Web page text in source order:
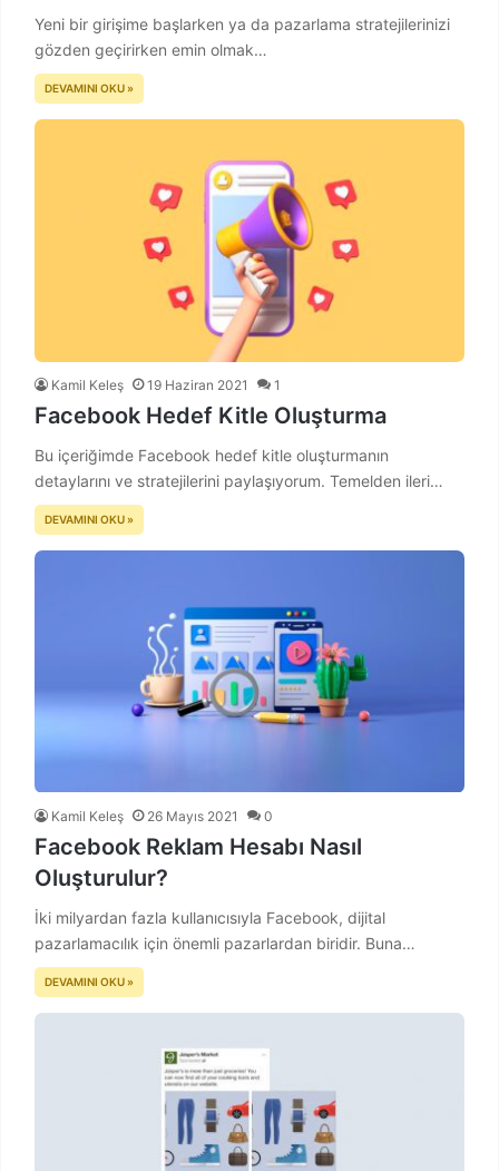
Yeni bir girişime başlarken ya da pazarlama stratejilerinizi
gözden geçirirken emin olmak…
DEVAMINI OKU »
Kamil Keleş 19 Haziran 2021 1
Facebook Hedef Kitle Oluşturma
Bu içeriğimde Facebook hedef kitle oluşturmanın
detaylarını ve stratejilerini paylaşıyorum. Temelden ileri…
DEVAMINI OKU »
Kamil Keleş 26 Mayıs 2021 0
Facebook Reklam Hesabı Nasıl
Oluşturulur?
İki milyardan fazla kullanıcısıyla Facebook, dijital
pazarlamacılık için önemli pazarlardan biridir. Buna…
DEVAMINI OKU »